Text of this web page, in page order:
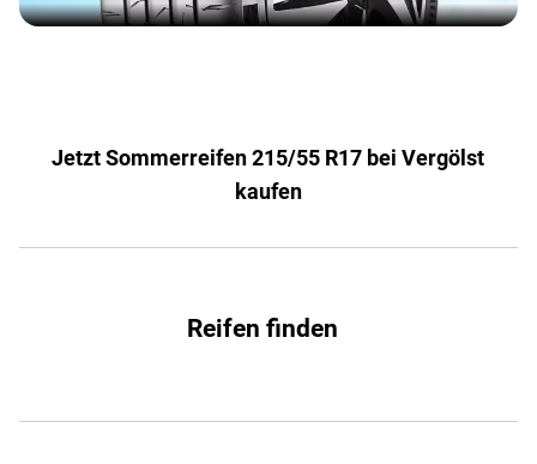
Jetzt Sommerreifen 215/55 R17 bei Vergölst
kaufen
Reifen finden